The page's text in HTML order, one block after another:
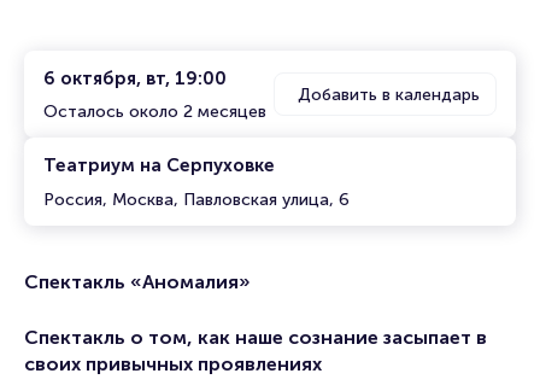
6 октября, вт, 19:00
Осталось около 2 месяцев
Добавить в календарь
Театриум на Серпуховке
Россия, Москва, Павловская улица, 6
Спектакль «Аномалия»
Спектакль о том, как наше сознание засыпает в
своих привычных проявлениях